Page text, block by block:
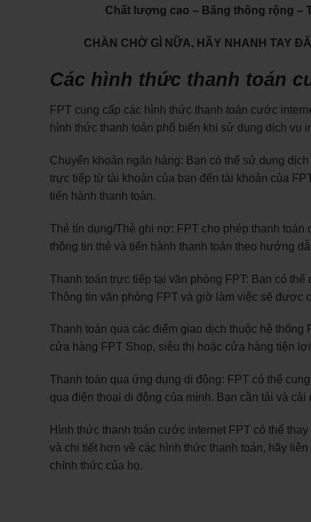
Chất lượng cao – Băng thông rộng –
CHẦN CHỜ GÌ NỮA, HÃY NHANH TAY
Các hình thức thanh toán
FPT cung cấp các hình thức thanh toán cước
hình thức thanh toán phổ biến khi sử dụng dịch vụ
Chuyển khoản ngân hàng: Bạn có thể sử dụng
trực tiếp từ tài khoản của bạn đến tài khoản của
tiến hành thanh toán.
Thẻ tín dụng/Thẻ ghi nợ: FPT cho phép thanh
thông tin thẻ và tiến hành thanh toán theo hướng
Thanh toán trực tiếp tại văn phòng FPT: Bạn có
Thông tin văn phòng FPT và giờ làm việc sẽ được
Thanh toán qua các điểm giao dịch thuộc hệ
cửa hàng FPT Shop, siêu thị hoặc cửa hàng tiện
Thanh toán qua ứng dụng di động: FPT có thể
qua điện thoại di động của mình. Bạn cần tải và
Hình thức thanh toán cước internet FPT có thể
và chi tiết hơn về các hình thức thanh toán, hãy
chính thức của họ.